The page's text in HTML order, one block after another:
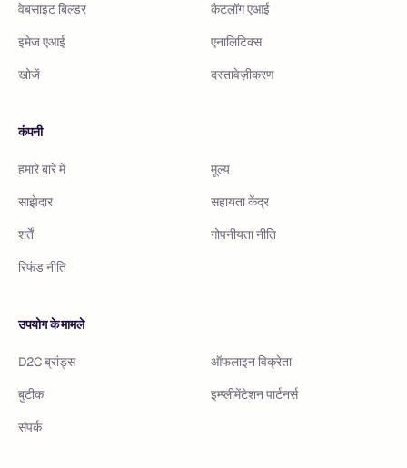
वेबसाइट बिल्डर
कैटलॉग एआई
इमेज एआई
एनालिटिक्स
खोजें
दस्तावेज़ीकरण
कंपनी
हमारे बारे में
मूल्य
साझेदार
सहायता केंद्र
शर्तें
गोपनीयता नीति
रिफंड नीति
उपयोग के मामले
D2C ब्रांड्स
ऑफलाइन विक्रेता
बुटीक
इम्प्लीमेंटेशन पार्टनर्स
संपर्क